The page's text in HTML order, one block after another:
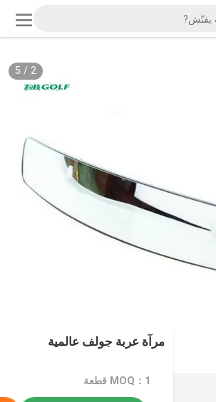
2
/
5
مرآة عربة جولف عالمية
MOQ：1 قطعة